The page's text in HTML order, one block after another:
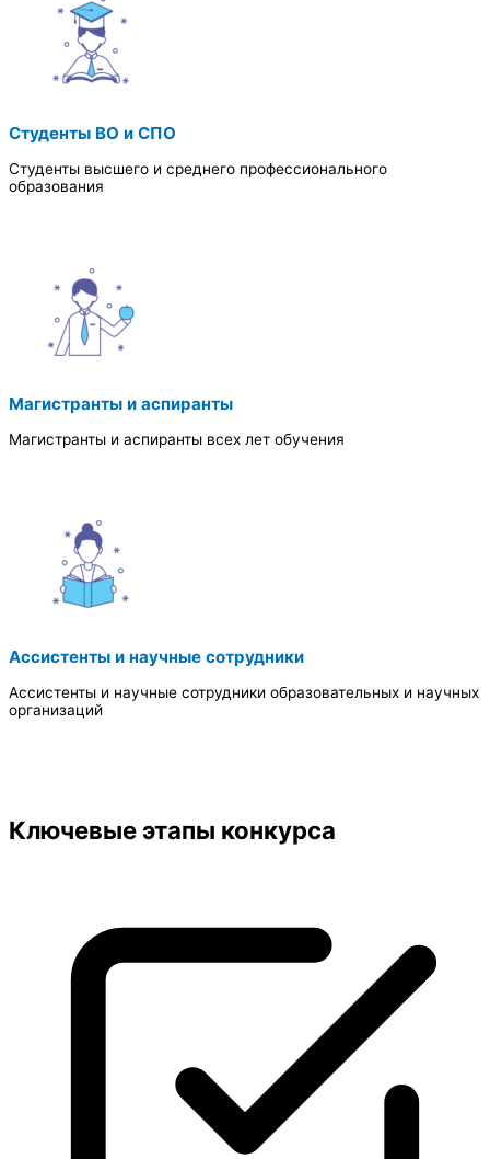
Студенты ВО и СПО
Студенты высшего и среднего профессионального
образования
Магистранты и аспиранты
Магистранты и аспиранты всех лет обучения
Ассистенты и научные сотрудники
Ассистенты и научные сотрудники образовательных и научных
организаций
Ключевые этапы конкурса